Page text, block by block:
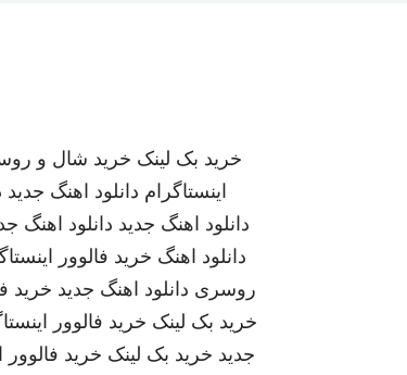
خرید بک لینک خرید شال و
اینستاگرام دانلود اهنگ جدید
دانلود اهنگ جدید دانلود اهنگ
دانلود اهنگ خرید فالوور
روسری دانلود اهنگ جدید خرید
خرید بک لینک خرید فالوور
جدید خرید بک لینک خرید فالوور